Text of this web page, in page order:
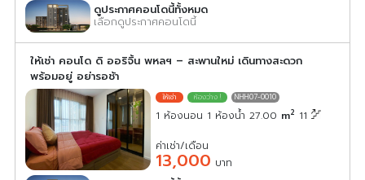
ดูประกาศคอนโดนี้ทั้งหมด
เลือกดูประกาศคอนโดนี้
ให้เช่า คอนโด ดิ ออริจิ้น พหลฯ – สะพานใหม่ เดินทางสะดวก
พร้อมอยู่ อย่ารอช้า
NHH07-0010
1 ห้องนอน 1 ห้องน้ำ 27.00 m2 11
ค่าเช่า/เดือน
13,000 บาท